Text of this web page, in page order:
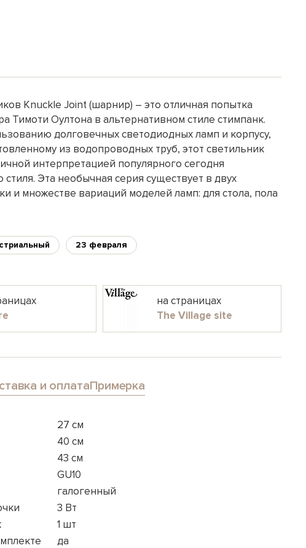
Knuckle Joint (шарнир) – это отличная попытка
Тимоти Оултона в альтернативном стиле стимпанк.
долговечных светодиодных ламп и корпусу,
из водопроводных труб, этот светильник
интерпретацией популярного сегодня
стиля. Эта необычная серия существует в двух
и множестве вариаций моделей ламп: для стола, пола
23 февраля
на страницах
The Village site
и оплатаПримерка
27 см
40 см
43 см
GU10
галогенный
3 Вт
1 шт
да